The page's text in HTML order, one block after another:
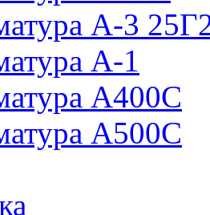
А-3
А-1
А400С
А500С